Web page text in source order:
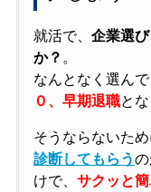
就活で、 企業選
か？ 。
なんとなく選ん
０、早期退職と
そうならないた
診断してもらう
けで、 サクッと